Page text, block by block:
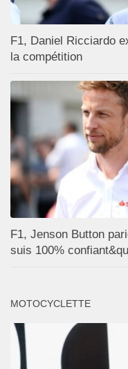
F1, Daniel Ricciardo
la compétition
F1, Jenson Button
suis 100%
MOTOCYCLETTE